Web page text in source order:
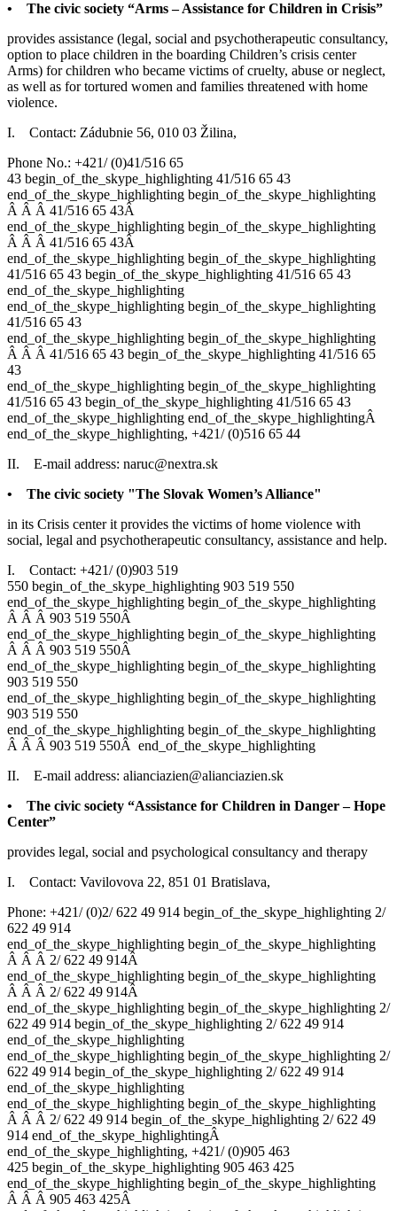
• The civic society “Arms – Assistance for Children in Crisis”
provides assistance (legal, social and psychotherapeutic consultancy,
option to place children in the boarding Children’s crisis center
Arms) for children who became victims of cruelty, abuse or neglect,
as well as for tortured women and families threatened with home
violence.
I. Contact: Zádubnie 56, 010 03 Žilina,
Phone No.: +421/ (0)41/516 65
43 begin_of_the_skype_highlighting 41/516 65 43
end_of_the_skype_highlighting begin_of_the_skype_highlighting
Â Â Â 41/516 65 43Â
end_of_the_skype_highlighting begin_of_the_skype_highlighting
Â Â Â 41/516 65 43Â
end_of_the_skype_highlighting begin_of_the_skype_highlighting
41/516 65 43 begin_of_the_skype_highlighting 41/516 65 43
end_of_the_skype_highlighting
end_of_the_skype_highlighting begin_of_the_skype_highlighting
41/516 65 43
end_of_the_skype_highlighting begin_of_the_skype_highlighting
Â Â Â 41/516 65 43 begin_of_the_skype_highlighting 41/516 65
43
end_of_the_skype_highlighting begin_of_the_skype_highlighting
41/516 65 43 begin_of_the_skype_highlighting 41/516 65 43
end_of_the_skype_highlighting end_of_the_skype_highlightingÂ
end_of_the_skype_highlighting, +421/ (0)516 65 44
II. E-mail address: naruc@nextra.sk
• The civic society "The Slovak Women’s Alliance"
in its Crisis center it provides the victims of home violence with
social, legal and psychotherapeutic consultancy, assistance and help.
I. Contact: +421/ (0)903 519
550 begin_of_the_skype_highlighting 903 519 550
end_of_the_skype_highlighting begin_of_the_skype_highlighting
Â Â Â 903 519 550Â
end_of_the_skype_highlighting begin_of_the_skype_highlighting
Â Â Â 903 519 550Â
end_of_the_skype_highlighting begin_of_the_skype_highlighting
903 519 550
end_of_the_skype_highlighting begin_of_the_skype_highlighting
903 519 550
end_of_the_skype_highlighting begin_of_the_skype_highlighting
Â Â Â 903 519 550Â end_of_the_skype_highlighting
II. E-mail address: alianciazien@alianciazien.sk
• The civic society “Assistance for Children in Danger – Hope
Center”
provides legal, social and psychological consultancy and therapy
I. Contact: Vavilovova 22, 851 01 Bratislava,
Phone: +421/ (0)2/ 622 49 914 begin_of_the_skype_highlighting 2/
622 49 914
end_of_the_skype_highlighting begin_of_the_skype_highlighting
Â Â Â 2/ 622 49 914Â
end_of_the_skype_highlighting begin_of_the_skype_highlighting
Â Â Â 2/ 622 49 914Â
end_of_the_skype_highlighting begin_of_the_skype_highlighting 2/
622 49 914 begin_of_the_skype_highlighting 2/ 622 49 914
end_of_the_skype_highlighting
end_of_the_skype_highlighting begin_of_the_skype_highlighting 2/
622 49 914 begin_of_the_skype_highlighting 2/ 622 49 914
end_of_the_skype_highlighting
end_of_the_skype_highlighting begin_of_the_skype_highlighting
Â Â Â 2/ 622 49 914 begin_of_the_skype_highlighting 2/ 622 49
914 end_of_the_skype_highlightingÂ
end_of_the_skype_highlighting, +421/ (0)905 463
425 begin_of_the_skype_highlighting 905 463 425
end_of_the_skype_highlighting begin_of_the_skype_highlighting
Â Â Â 905 463 425Â